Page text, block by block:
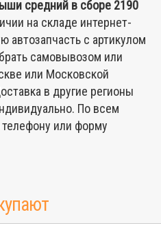
средний в сборе 2190
на складе интернет-
автозапчасть с артикулом
самовывозом или
или Московской
в другие регионы
По всем
или форму